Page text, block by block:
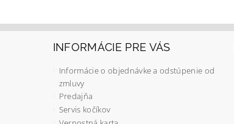
INFORMÁCIE PRE VÁS
Informácie o objednávke a odstúpenie od
zmluvy
Predajňa
Servis kočíkov